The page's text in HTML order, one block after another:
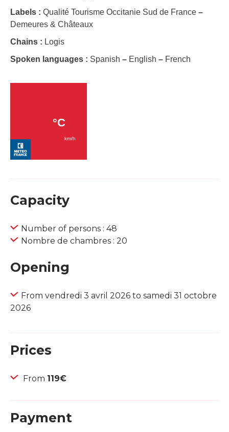
Labels : Qualité Tourisme Occitanie Sud de France –
Demeures & Châteaux
Chains : Logis
Spoken languages : Spanish – English – French
Capacity
Number of persons : 48
Nombre de chambres : 20
Opening
From vendredi 3 avril 2026 to samedi 31 octobre
2026
Prices
From 119€
Payment